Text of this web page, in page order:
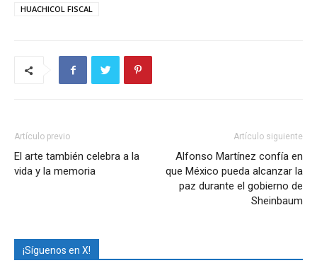
HUACHICOL FISCAL
Artículo previo
El arte también celebra a la
vida y la memoria
Artículo siguiente
Alfonso Martínez confía en
que México pueda alcanzar la
paz durante el gobierno de
Sheinbaum
¡Síguenos en X!